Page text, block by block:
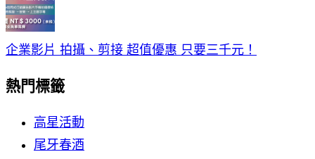
企業影片 拍攝、剪接 超值優惠 只要三千元！
熱門標籤
高星活動
尾牙春酒